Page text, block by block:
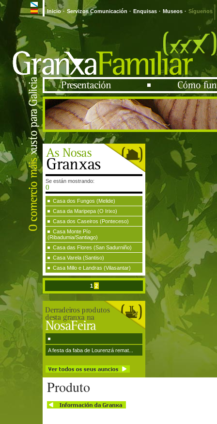
Inicio · Servizos Comunicación · Enquisas · Museos · Síguenos
Se están mostrando:
()
Casa dos Fungos (Melide)
Casa da Maripepa (O Irixo)
Casa dos Caseiros (Ponteceso)
Casa Monte Pío
(Ribadumia/Santiago)
Casa das Flores (San Sadurniño)
Casa Varela (Santiso)
Casa Millo e Landras (Vilasantar)
1 2
A festa da faba de Lourenzá remat...
Produto